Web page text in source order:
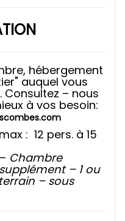
hébergement
auquel vous
Consultez – nous
à vos besoin:
: 12 pers. à 15
Chambre
– 1 ou
– sous